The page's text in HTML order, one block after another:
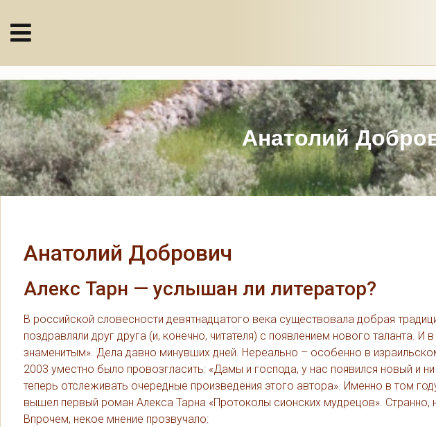
Анатолий
Анатолий Добрович
Алекс Тарн — услышан ли литератор?
В российской словесности девятнадцатого века существовала добрая
поздравляли друг друга (и, конечно, читателя) с появлением нового таланта.
знаменитым». Дела давно минувших дней. Нереально – особенно в
2003 уместно было провозгласить: «Дамы и господа, у нас появился новый и
теперь отслеживать очередные произведения этого автора». Именно в том
вышел первый роман Алекса Тарна «Протоколы сионских мудрецов». Странно,
Впрочем, некое мнение прозвучало: